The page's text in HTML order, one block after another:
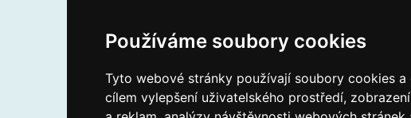
Používáme soubory cookies
Tyto webové stránky používají soubory cookies
cílem vylepšení uživatelského prostředí,
(více informací
Elektronická podatelna: